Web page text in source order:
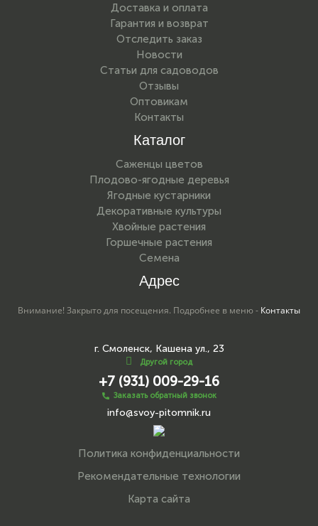
Доставка и оплата
Гарантия и возврат
Отследить заказ
Новости
Статьи для садоводов
Отзывы
Оптовикам
Контакты
Каталог
Саженцы цветов
Плодово-ягодные деревья
Ягодные кустарники
Декоративные культуры
Хвойные растения
Горшечные растения
Семена
Адрес
Внимание! Закрыто для посещения. Подробнее в меню - Контакты
г. Смоленск, Кашена ул., 23
Другой город
+7 (931) 009-29-16
Заказать обратный звонок
info@svoy-pitomnik.ru
Политика конфиденциальности
Рекомендательные технологии
Карта сайта